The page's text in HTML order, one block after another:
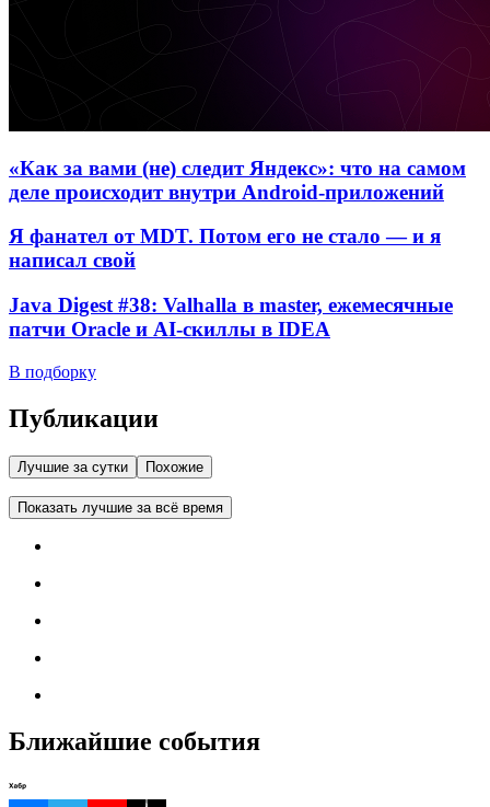
«Как за вами (не) следит Яндекс»: что на самом
деле происходит внутри Android-приложений
Я фанател от MDT. Потом его не стало — и я
написал свой
Java Digest #38: Valhalla в master, ежемесячные
патчи Oracle и AI-скиллы в IDEA
В подборку
Публикации
Лучшие за сутки Похожие
Показать лучшие за всё время
Ближайшие события